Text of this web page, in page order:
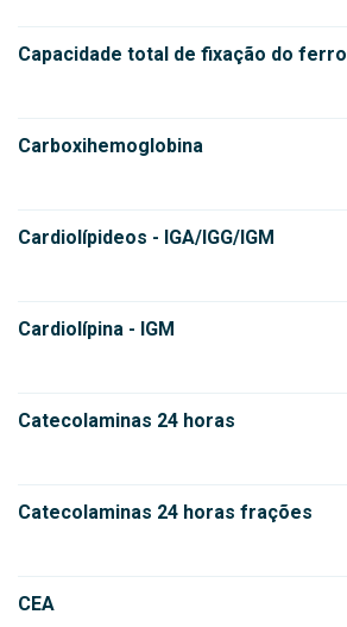
Capacidade total de fixação do ferro
Carboxihemoglobina
Cardiolípideos - IGA/IGG/IGM
Cardiolípina - IGM
Catecolaminas 24 horas
Catecolaminas 24 horas frações
CEA